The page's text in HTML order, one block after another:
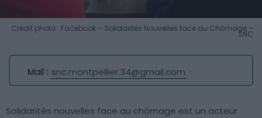
Crédit photo : Facebook – Solidarités Nouvelles face au Chômage –
SNC
Mail : snc.montpellier.34@gmail.com
Solidarités nouvelles face au chômage est un acteur